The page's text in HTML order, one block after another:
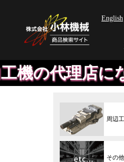
English
ました。
周辺
その他